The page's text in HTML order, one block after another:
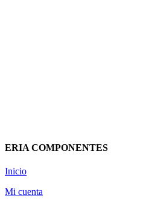
ERIA COMPONENTES
Inicio
Mi cuenta